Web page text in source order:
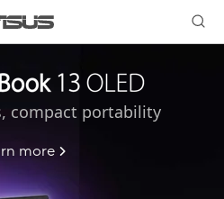
compact portability
more